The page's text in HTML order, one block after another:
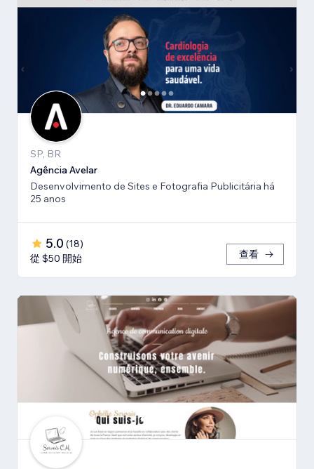
SP, BR
Agência Avelar
Desenvolvimento de Sites e Fotografia Publicitária há
25 anos
5.0 (18)
從 $50 開始
查看